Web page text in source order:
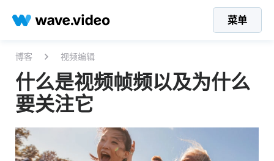
菜单
博客 视频编辑
什么是视频帧频以及为什么
要关注它